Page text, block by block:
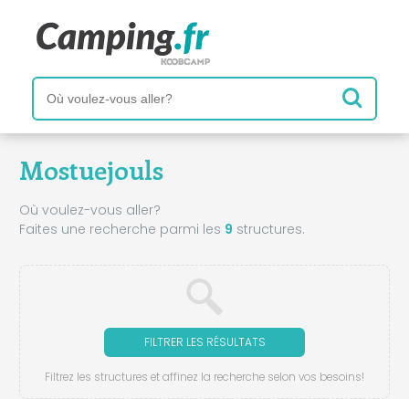
Mostuejouls
Où voulez-vous aller?
Faites une recherche parmi les 9 structures.
FILTRER LES RÉSULTATS
Filtrez les structures et affinez la recherche selon vos besoins!